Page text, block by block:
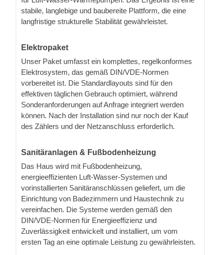
stabile, langlebige und baubereite Plattform, die eine
langfristige strukturelle Stabilität gewährleistet.
Elektropaket
Unser Paket umfasst ein komplettes, regelkonformes
Elektrosystem, das gemäß DIN/VDE-Normen
vorbereitet ist. Die Standardlayouts sind für den
effektiven täglichen Gebrauch optimiert, während
Sonderanforderungen auf Anfrage integriert werden
können. Nach der Installation sind nur noch der Kauf
des Zählers und der Netzanschluss erforderlich.
Sanitäranlagen & Fußbodenheizung
Das Haus wird mit Fußbodenheizung,
energieeffizienten Luft-Wasser-Systemen und
vorinstallierten Sanitäranschlüssen geliefert, um die
Einrichtung von Badezimmern und Haustechnik zu
vereinfachen. Die Systeme werden gemäß den
DIN/VDE-Normen für Energieeffizienz und
Zuverlässigkeit entwickelt und installiert, um vom
ersten Tag an eine optimale Leistung zu gewährleisten.